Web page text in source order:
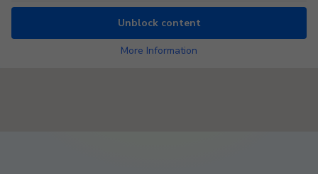
Unblock content
More Information